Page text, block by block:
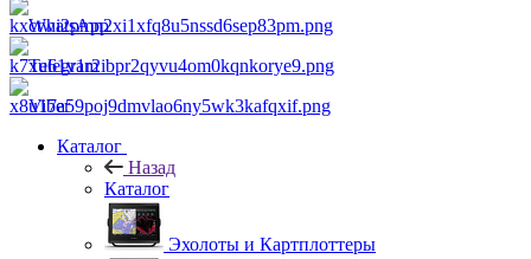
WhatsApp
Telegram
Viber
Каталог
Назад
Каталог
Эхолоты и Картплоттеры